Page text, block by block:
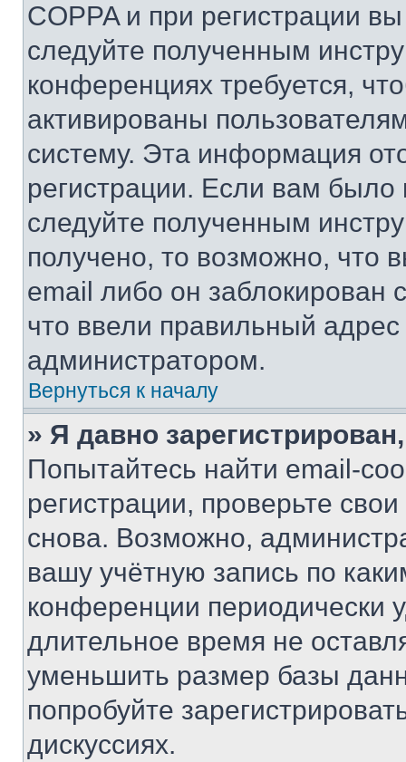
COPPA и при регистрации
следуйте полученным
конференциях требуется,
активированы
систему. Эта информация
регистрации. Если вам
следуйте полученным
получено, то возможно, что
email либо он
что ввели правильный адрес
администратором.
Вернуться к началу
» Я давно
Попытайтесь найти email-
регистрации, проверьте
снова. Возможно,
вашу учётную запись по
конференции периодически
длительное время не
уменьшить размер базы
попробуйте
дискуссиях.